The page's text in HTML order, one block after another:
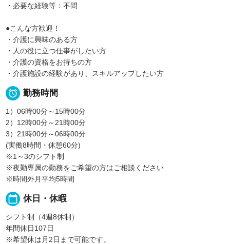
・必要な経験等：不問
●こんな方歓迎！
・介護に興味のある方
・人の役に立つ仕事がしたい方
・介護の資格をお持ちの方
・介護施設の経験があり、スキルアップしたい方
 勤務時間
1）06時00分～15時00分
2）12時00分～21時00分
3）21時00分～06時00分
(実働8時間・休憩60分)
※1～3のシフト制
※夜勤専属の勤務をご希望の方はご相談ください
※時間外月平均5時間
calendar_today 休日・休暇
シフト制（4週8休制）
年間休日107日
※希望休は月2日まで可能です。